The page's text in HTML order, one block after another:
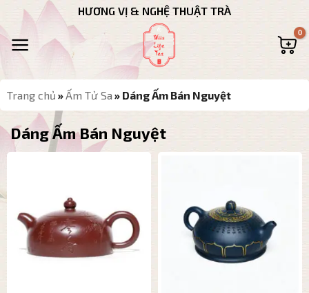
qua
nội
HƯƠNG VỊ & NGHỆ THUẬT TRÀ
Trang chủ »Ấm Tử Sa » Dáng Ấm Bán Nguyệt
Dáng Ấm Bán Nguyệt